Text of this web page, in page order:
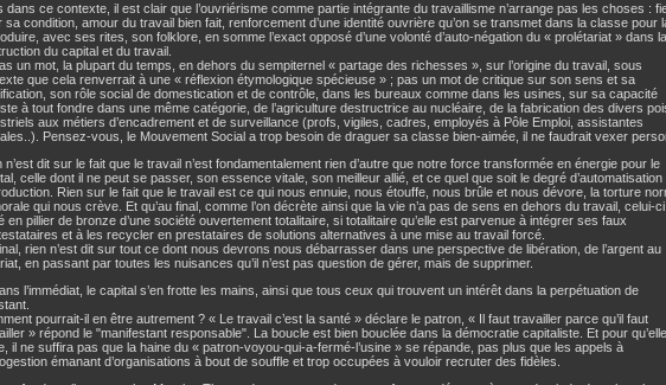
dans ce contexte, il est clair que l’ouvriérisme comme partie intégrante du travaillisme n’arrange pas les choses :
sa condition, amour du travail bien fait, renforcement d’une identité ouvrière qu’on se transmet dans la classe pour
avec ses rites, son folklore, en somme l’exact opposé d’une volonté d’auto-négation du « prolétariat » dans la
du capital et du travail.
un mot, la plupart du temps, en dehors du sempiternel « partage des richesses », sur l’origine du travail, sous
que cela renverrait à une « réflexion étymologique spécieuse » ; pas un mot de critique sur son sens et sa
son rôle social de domestication et de contrôle, dans les bureaux comme dans les usines, sur sa capacité
à tout fondre dans une même catégorie, de l’agriculture destructrice au nucléaire, de la fabrication des divers
aux métiers d’encadrement et de surveillance (profs, vigiles, cadres, employés à Pôle Emploi, assistantes
Pensez-vous, le Mouvement Social a trop besoin de draguer sa classe bien-aimée, il ne faudrait vexer
n’est dit sur le fait que le travail n’est fondamentalement rien d’autre que notre force transformée en énergie pour le
celle dont il ne peut se passer, son essence vitale, son meilleur allié, et ce quel que soit le degré d’automatisation
Rien sur le fait que le travail est ce qui nous ennuie, nous étouffe, nous brûle et nous dévore, la torture
qui nous crève. Et qu’au final, comme l’on décrète ainsi que la vie n’a pas de sens en dehors du travail, celui-
en pillier de bronze d’une société ouvertement totalitaire, si totalitaire qu’elle est parvenue à intégrer ses faux
et à les recycler en prestataires de solutions alternatives à une mise au travail forcé.
rien n’est dit sur tout ce dont nous devrons nous débarrasser dans une perspective de libération, de l’argent au
en passant par toutes les nuisances qu’il n’est pas question de gérer, mais de supprimer.
l’immédiat, le capital s’en frotte les mains, ainsi que tous ceux qui trouvent un intérêt dans la perpétuation de
pourrait-il en être autrement ? « Le travail c’est la santé » déclare le patron, « Il faut travailler parce qu’il faut
» répond le "manifestant responsable". La boucle est bien bouclée dans la démocratie capitaliste. Et pour
il ne suffira pas que la haine du « patron-voyou-qui-a-fermé-l’usine » se répande, pas plus que les appels à
émanant d’organisations à bout de souffle et trop occupées à vouloir recruter des fidèles.